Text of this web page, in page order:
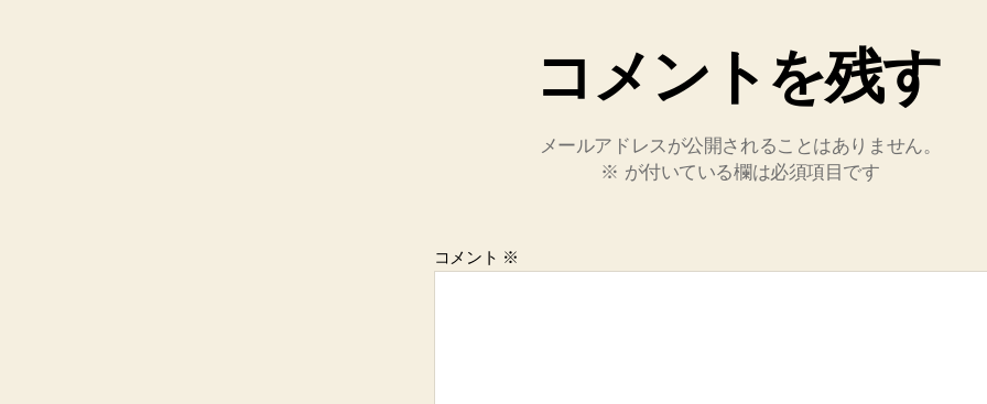
コメントを残す
メールアドレスが公開されることはありません。
※ が付いている欄は必須項目です
コメント ※